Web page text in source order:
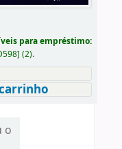
para empréstimo:
] (2).
o